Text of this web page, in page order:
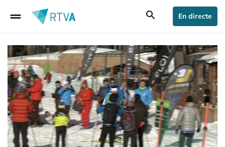
drag_handle search En directe